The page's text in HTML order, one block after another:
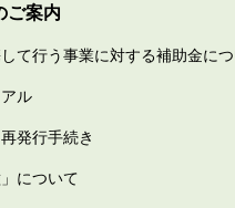
ご案内
て行う事業に対する補助金に
ル
発行手続き
」について